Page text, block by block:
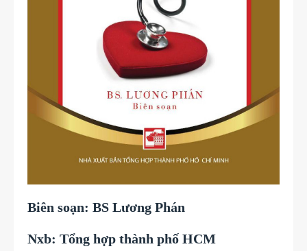
Biên soạn: BS Lương Phán
Nxb: Tổng hợp thành phố HCM